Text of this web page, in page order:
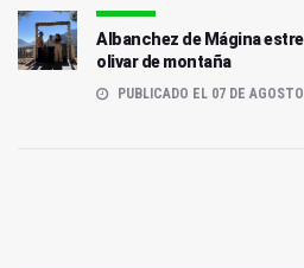
Albanchez de Mágina
olivar de montaña
PUBLICADO EL 07 DE